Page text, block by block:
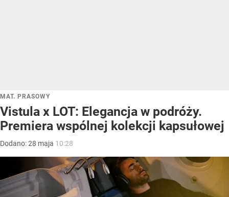
MAT. PRASOWY
Vistula x LOT: Elegancja w podróży.
Premiera wspólnej kolekcji kapsułowej
Dodano:28 maja 10:28